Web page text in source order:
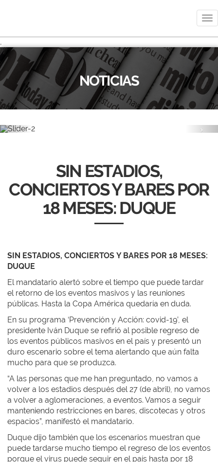
,
NOTICIAS
Previous
SIN ESTADIOS,
CONCIERTOS Y BARES POR
18 MESES: DUQUE
SIN ESTADIOS, CONCIERTOS Y BARES POR 18 MESES:
DUQUE
El mandatario alertó sobre el tiempo que puede tardar
el retorno de los eventos masivos y las reuniones
públicas. Hasta la Copa América quedaría en duda.
En su programa ‘Prevención y Acción: covid-19’, el
presidente Iván Duque se refirió al posible regreso de
los eventos públicos masivos en el país y presentó un
duro escenario sobre el tema alertando que aún falta
mucho para que se produzca.
“A las personas que me han preguntado, no vamos a
volver a los estadios después del 27 (de abril), no vamos
a volver a aglomeraciones, a eventos. Vamos a seguir
manteniendo restricciones en bares, discotecas y otros
espacios”, manifestó el mandatario.
Duque dijo también que los escenarios muestran que
puede tardarse mucho tiempo el regreso de los eventos
porque el virus puede seguir en el país hasta por 18